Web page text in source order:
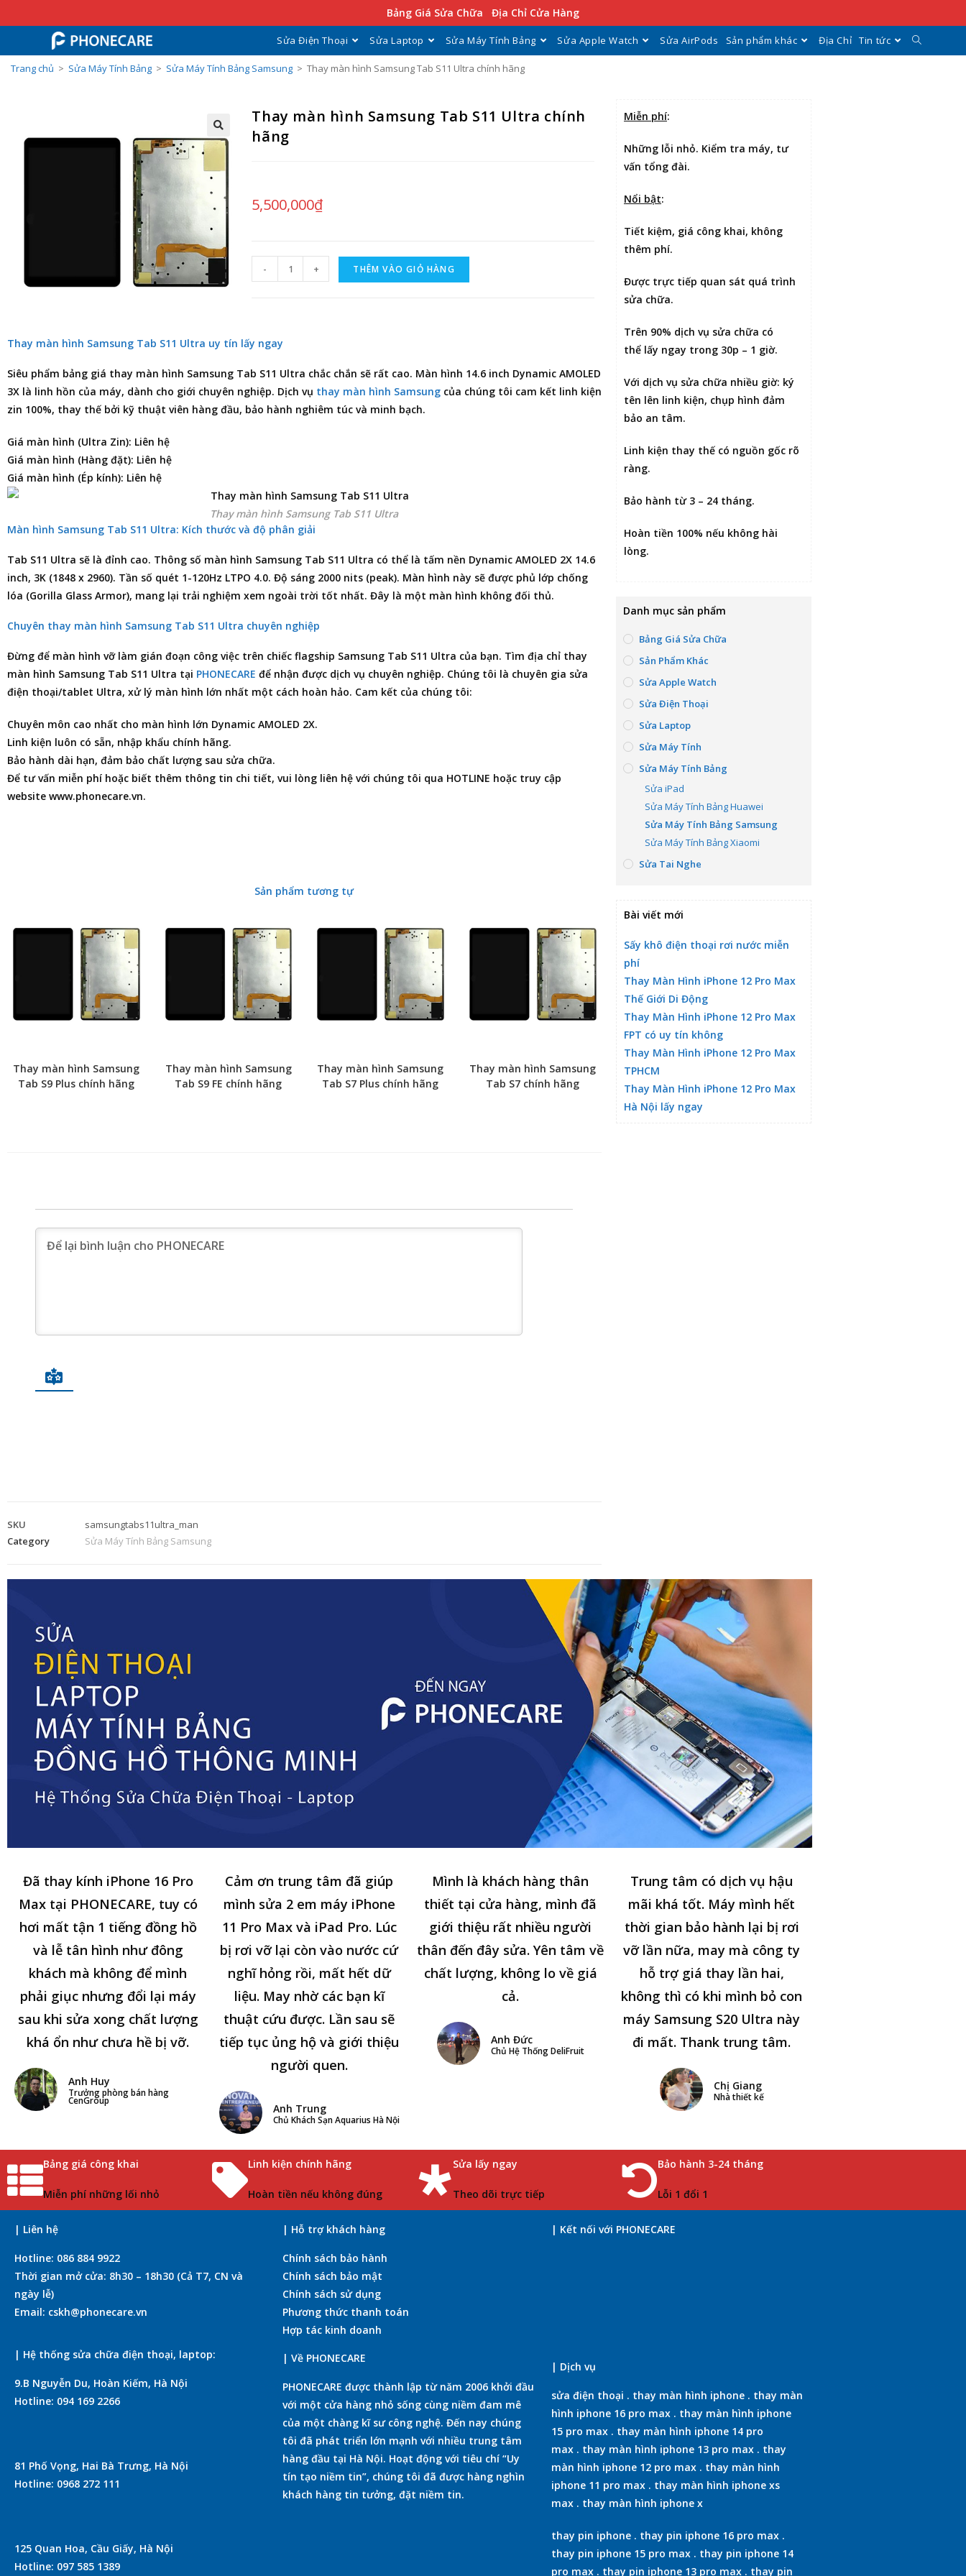
Bảng Giá Sửa Chữa Địa Chỉ Cửa Hàng
Sửa Điện Thoại Sửa Laptop Sửa Máy Tính Bảng Sửa Apple Watch Sửa AirPods Sản phẩm khác Địa Chỉ Tin tức
Trang chủ > Sửa Máy Tính Bảng > Sửa Máy Tính Bảng Samsung > Thay màn hình Samsung Tab S11 Ultra chính hãng
Thay màn hình Samsung Tab S11 Ultra chính
hãng
5,500,000₫
- + THÊM VÀO GIỎ HÀNG
Thay màn hình Samsung Tab S11 Ultra uy tín lấy ngay
Siêu phẩm bảng giá thay màn hình Samsung Tab S11 Ultra chắc chắn sẽ rất cao. Màn hình 14.6 inch Dynamic AMOLED
3X là linh hồn của máy, dành cho giới chuyên nghiệp. Dịch vụ thay màn hình Samsung của chúng tôi cam kết linh kiện
zin 100%, thay thế bởi kỹ thuật viên hàng đầu, bảo hành nghiêm túc và minh bạch.
Giá màn hình (Ultra Zin): Liên hệ
Giá màn hình (Hàng đặt): Liên hệ
Giá màn hình (Ép kính): Liên hệ
Thay màn hình Samsung Tab S11 Ultra
Màn hình Samsung Tab S11 Ultra: Kích thước và độ phân giải
Tab S11 Ultra sẽ là đỉnh cao. Thông số màn hình Samsung Tab S11 Ultra có thể là tấm nền Dynamic AMOLED 2X 14.6
inch, 3K (1848 x 2960). Tần số quét 1-120Hz LTPO 4.0. Độ sáng 2000 nits (peak). Màn hình này sẽ được phủ lớp chống
lóa (Gorilla Glass Armor), mang lại trải nghiệm xem ngoài trời tốt nhất. Đây là một màn hình không đối thủ.
Chuyên thay màn hình Samsung Tab S11 Ultra chuyên nghiệp
Đừng để màn hình vỡ làm gián đoạn công việc trên chiếc flagship Samsung Tab S11 Ultra của bạn. Tìm địa chỉ thay
màn hình Samsung Tab S11 Ultra tại PHONECARE để nhận được dịch vụ chuyên nghiệp. Chúng tôi là chuyên gia sửa
điện thoại/tablet Ultra, xử lý màn hình lớn nhất một cách hoàn hảo. Cam kết của chúng tôi:
Chuyên môn cao nhất cho màn hình lớn Dynamic AMOLED 2X.
Linh kiện luôn có sẵn, nhập khẩu chính hãng.
Bảo hành dài hạn, đảm bảo chất lượng sau sửa chữa.
Để tư vấn miễn phí hoặc biết thêm thông tin chi tiết, vui lòng liên hệ với chúng tôi qua HOTLINE hoặc truy cập
website www.phonecare.vn.
Sản phẩm tương tự
Thay màn hình Samsung
Tab S9 Plus chính hãng
Thay màn hình Samsung
Tab S9 FE chính hãng
Thay màn hình Samsung
Tab S7 Plus chính hãng
Thay màn hình Samsung
Tab S7 chính hãng
SKU
samsungtabs11ultra_man
Category
Sửa Máy Tính Bảng Samsung
Miễn phí:
Những lỗi nhỏ. Kiểm tra máy, tư
vấn tổng đài.
Nổi bật:
Tiết kiệm, giá công khai, không
thêm phí.
Được trực tiếp quan sát quá trình
sửa chữa.
Trên 90% dịch vụ sửa chữa có
thể lấy ngay trong 30p – 1 giờ.
Với dịch vụ sửa chữa nhiều giờ: ký
tên lên linh kiện, chụp hình đảm
bảo an tâm.
Linh kiện thay thế có nguồn gốc rõ
ràng.
Bảo hành từ 3 – 24 tháng.
Hoàn tiền 100% nếu không hài
lòng.
Danh mục sản phẩm
Bảng Giá Sửa Chữa
Sản Phẩm Khác
Sửa Apple Watch
Sửa Điện Thoại
Sửa Laptop
Sửa Máy Tính
Sửa Máy Tính Bảng
Sửa iPad
Sửa Máy Tính Bảng Huawei
Sửa Máy Tính Bảng Samsung
Sửa Máy Tính Bảng Xiaomi
Sửa Tai Nghe
Bài viết mới
Sấy khô điện thoại rơi nước miễn
phí
Thay Màn Hình iPhone 12 Pro Max
Thế Giới Di Động
Thay Màn Hình iPhone 12 Pro Max
FPT có uy tín không
Thay Màn Hình iPhone 12 Pro Max
TPHCM
Thay Màn Hình iPhone 12 Pro Max
Hà Nội lấy ngay
Đã thay kính iPhone 16 Pro
Max tại PHONECARE, tuy có
hơi mất tận 1 tiếng đồng hồ
và lễ tân hình như đông
khách mà không để mình
phải giục nhưng đổi lại máy
sau khi sửa xong chất lượng
khá ổn như chưa hề bị vỡ.
Anh Huy
Trưởng phòng bán hàng
CenGroup
Cảm ơn trung tâm đã giúp
mình sửa 2 em máy iPhone
11 Pro Max và iPad Pro. Lúc
bị rơi vỡ lại còn vào nước cứ
nghĩ hỏng rồi, mất hết dữ
liệu. May nhờ các bạn kĩ
thuật cứu được. Lần sau sẽ
tiếp tục ủng hộ và giới thiệu
người quen.
Anh Trung
Chủ Khách Sạn Aquarius Hà Nội
Mình là khách hàng thân
thiết tại cửa hàng, mình đã
giới thiệu rất nhiều người
thân đến đây sửa. Yên tâm về
chất lượng, không lo về giá
cả.
Anh Đức
Chủ Hệ Thống DeliFruit
Trung tâm có dịch vụ hậu
mãi khá tốt. Máy mình hết
thời gian bảo hành lại bị rơi
vỡ lần nữa, may mà công ty
hỗ trợ giá thay lần hai,
không thì có khi mình bỏ con
máy Samsung S20 Ultra này
đi mất. Thank trung tâm.
Chị Giang
Nhà thiết kế
Bảng giá công khai
Miễn phí những lối nhỏ
Linh kiện chính hãng
Hoàn tiền nếu không đúng
Sửa lấy ngay
Theo dõi trực tiếp
Bảo hành 3-24 tháng
Lỗi 1 đổi 1
| Liên hệ
Hotline: 086 884 9922
Thời gian mở cửa: 8h30 – 18h30 (Cả T7, CN và
ngày lễ)
Email: cskh@phonecare.vn
| Hệ thống sửa chữa điện thoại, laptop:
9.B Nguyễn Du, Hoàn Kiếm, Hà Nội
Hotline: 094 169 2266
81 Phố Vọng, Hai Bà Trưng, Hà Nội
Hotline: 0968 272 111
125 Quan Hoa, Cầu Giấy, Hà Nội
Hotline: 097 585 1389
| Hỗ trợ khách hàng
Chính sách bảo hành
Chính sách bảo mật
Chính sách sử dụng
Phương thức thanh toán
Hợp tác kinh doanh
| Về PHONECARE
PHONECARE được thành lập từ năm 2006 khởi đầu
với một cửa hàng nhỏ sống cùng niềm đam mê
của một chàng kĩ sư công nghệ. Đến nay chúng
tôi đã phát triển lớn mạnh với nhiều trung tâm
hàng đầu tại Hà Nội. Hoạt động với tiêu chí “Uy
tín tạo niềm tin”, chúng tôi đã được hàng nghìn
khách hàng tin tưởng, đặt niềm tin.
| Kết nối với PHONECARE
| Dịch vụ
sửa điện thoại . thay màn hình iphone. thay màn
hình iphone 16 pro max. thay màn hình iphone
15 pro max. thay màn hình iphone 14 pro
max. thay màn hình iphone 13 pro max. thay
màn hình iphone 12 pro max. thay màn hình
iphone 11 pro max. thay màn hình iphone xs
max. thay màn hình iphone x
thay pin iphone. thay pin iphone 16 pro max.
thay pin iphone 15 pro max. thay pin iphone 14
pro max. thay pin iphone 13 pro max. thay pin